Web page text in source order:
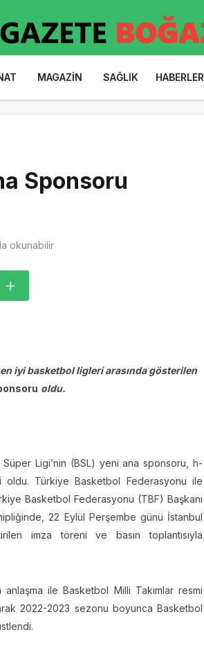
MAGAZIN SAĞLIK HABERLER
Sponsoru
okunabilir
iyi basketbol ligleri arasında gösterilen
oldu.
Süper Ligi’nin (BSL) yeniana sponsoru , h-
oldu. Türkiye Basketbol Federasyonu ile
Basketbol Federasyonu (TBF) Başkanı
22 Eylül Perşembe günü İstanbul
imza töreni ve basın toplantısıyla
ile Basketbol Milli Takımlar resmi
2022-2023 sezonu boyunca Basketbol